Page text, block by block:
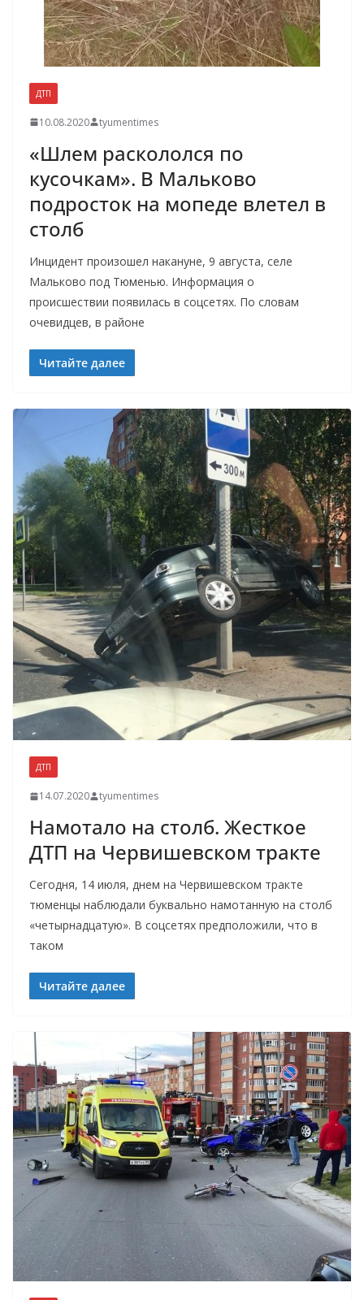
ДТП
10.08.2020 tyumentimes
«Шлем раскололся по
кусочкам». В Мальково
подросток на мопеде влетел в
столб
Инцидент произошел накануне, 9 августа, селе
Мальково под Тюменью. Информация о
происшествии появилась в соцсетях. По словам
очевидцев, в районе
Читайте далее
ДТП
14.07.2020 tyumentimes
Намотало на столб. Жесткое
ДТП на Червишевском тракте
Сегодня, 14 июля, днем на Червишевском тракте
тюменцы наблюдали буквально намотанную на столб
«четырнадцатую». В соцсетях предположили, что в
таком
Читайте далее